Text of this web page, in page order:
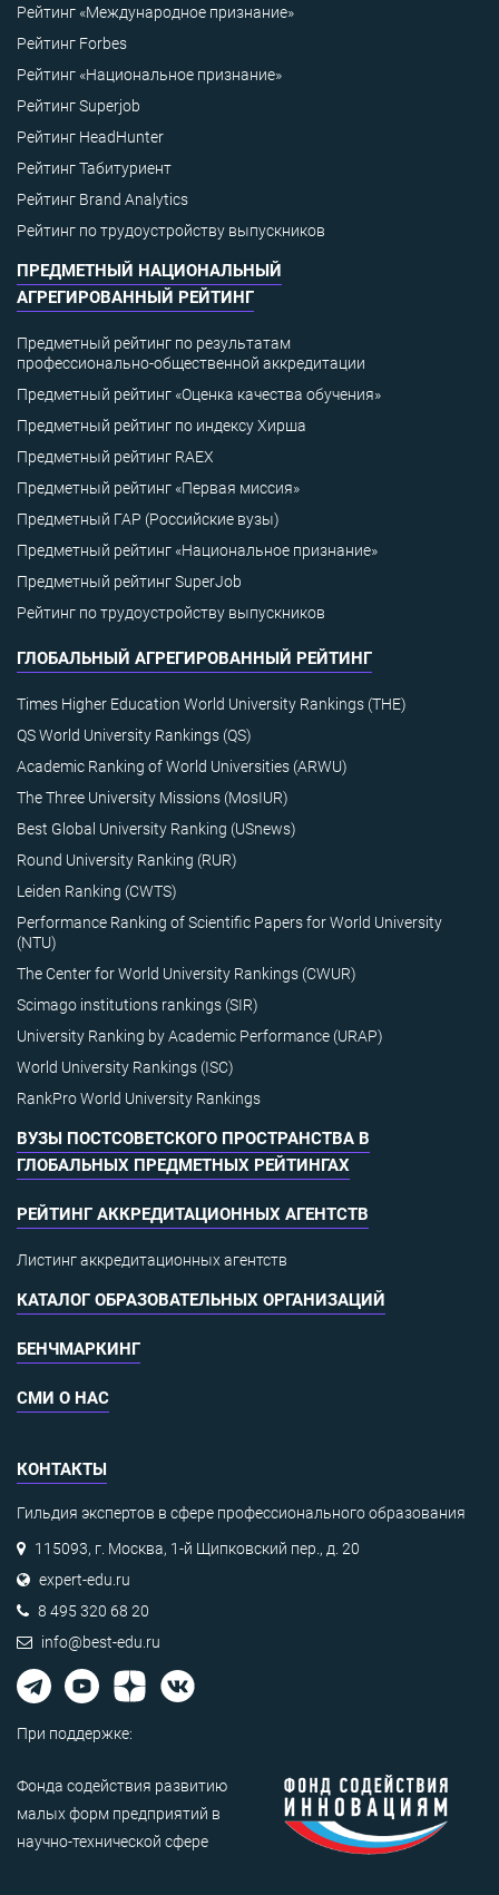
Рейтинг «Международное признание»
Рейтинг Forbes
Рейтинг «Национальное признание»
Рейтинг Superjob
Рейтинг HeadHunter
Рейтинг Табитуриент
Рейтинг Brand Analytics
Рейтинг по трудоустройству выпускников
ПРЕДМЕТНЫЙ НАЦИОНАЛЬНЫЙ
АГРЕГИРОВАННЫЙ РЕЙТИНГ
Предметный рейтинг по результатам
профессионально-общественной аккредитации
Предметный рейтинг «Оценка качества обучения»
Предметный рейтинг по индексу Хирша
Предметный рейтинг RAEX
Предметный рейтинг «Первая миссия»
Предметный ГАР (Российские вузы)
Предметный рейтинг «Национальное признание»
Предметный рейтинг SuperJob
Рейтинг по трудоустройству выпускников
ГЛОБАЛЬНЫЙ АГРЕГИРОВАННЫЙ РЕЙТИНГ
Times Higher Education World University Rankings (THE)
QS World University Rankings (QS)
Academic Ranking of World Universities (ARWU)
The Three University Missions (MosIUR)
Best Global University Ranking (USnews)
Round University Ranking (RUR)
Leiden Ranking (CWTS)
Performance Ranking of Scientific Papers for World University
(NTU)
The Center for World University Rankings (CWUR)
Scimago institutions rankings (SIR)
University Ranking by Academic Performance (URAP)
World University Rankings (ISC)
RankPro World University Rankings
ВУЗЫ ПОСТСОВЕТСКОГО ПРОСТРАНСТВА В
ГЛОБАЛЬНЫХ ПРЕДМЕТНЫХ РЕЙТИНГАХ
РЕЙТИНГ АККРЕДИТАЦИОННЫХ АГЕНТСТВ
Листинг аккредитационных агентств
КАТАЛОГ ОБРАЗОВАТЕЛЬНЫХ ОРГАНИЗАЦИЙ
БЕНЧМАРКИНГ
СМИ О НАС
КОНТАКТЫ
Гильдия экспертов в сфере профессионального образования
115093, г. Москва, 1-й Щипковский пер., д. 20
expert-edu.ru
8 495 320 68 20
info@best-edu.ru
При поддержке:
Фонда содействия развитию
малых форм предприятий в
научно-технической сфере